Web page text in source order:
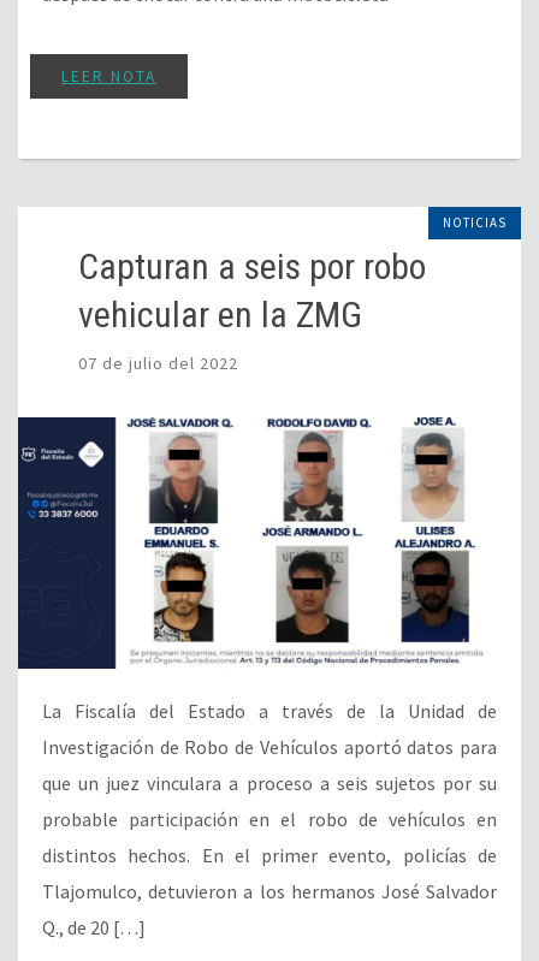
LEER NOTA
NOTICIAS
Capturan a seis por robo
vehicular en la ZMG
07 de julio del 2022
La Fiscalía del Estado a través de la Unidad de
Investigación de Robo de Vehículos aportó datos para
que un juez vinculara a proceso a seis sujetos por su
probable participación en el robo de vehículos en
distintos hechos. En el primer evento, policías de
Tlajomulco, detuvieron a los hermanos José Salvador
Q., de 20 […]